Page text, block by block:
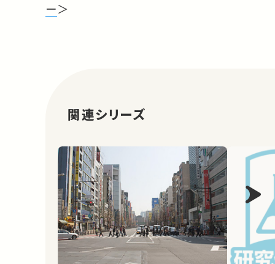
ー＞
関連シリーズ